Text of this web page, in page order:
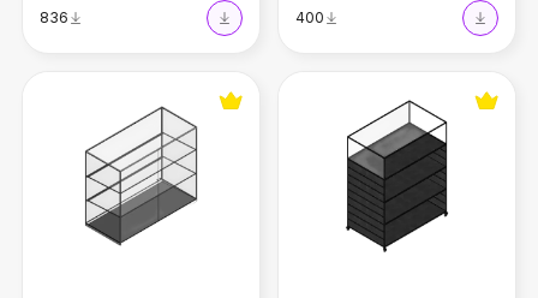
836
400